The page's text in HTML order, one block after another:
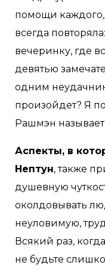
помощи каждого,
всегда
вечеринку, где
девятью
одним
произойдет? Я
Рашмэн
Аспекты, в
Нептун, также
душевную
околдовывать
неуловимую,
Всякий раз,
не будьте